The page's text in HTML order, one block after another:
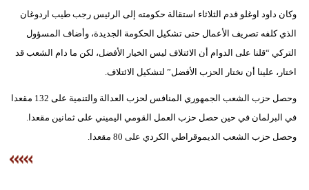
وكان داود اوغلو قدم الثلاثاء استقالة حكومته إلى الرئيس رجب طيب اردوغان
الذي كلفه تصريف الأعمال حتى تشكيل الحكومة الجديدة، وأضاف المسؤول
التركي “قلنا على الدوام أن الائتلاف ليس الخيار الأفضل، لكن ما دام الشعب قد
اختار، علينا أن نختار الحزب الأفضل” لتشكيل الائتلاف.
وحصل حزب الشعب الجمهوري المنافس لحزب العدالة والتنمية على 132 مقعدا
في البرلمان في حين حصل حزب العمل القومي اليميني على ثمانين مقعدا.
وحصل حزب الشعب الديموقراطي الكردي على 80 مقعدا.